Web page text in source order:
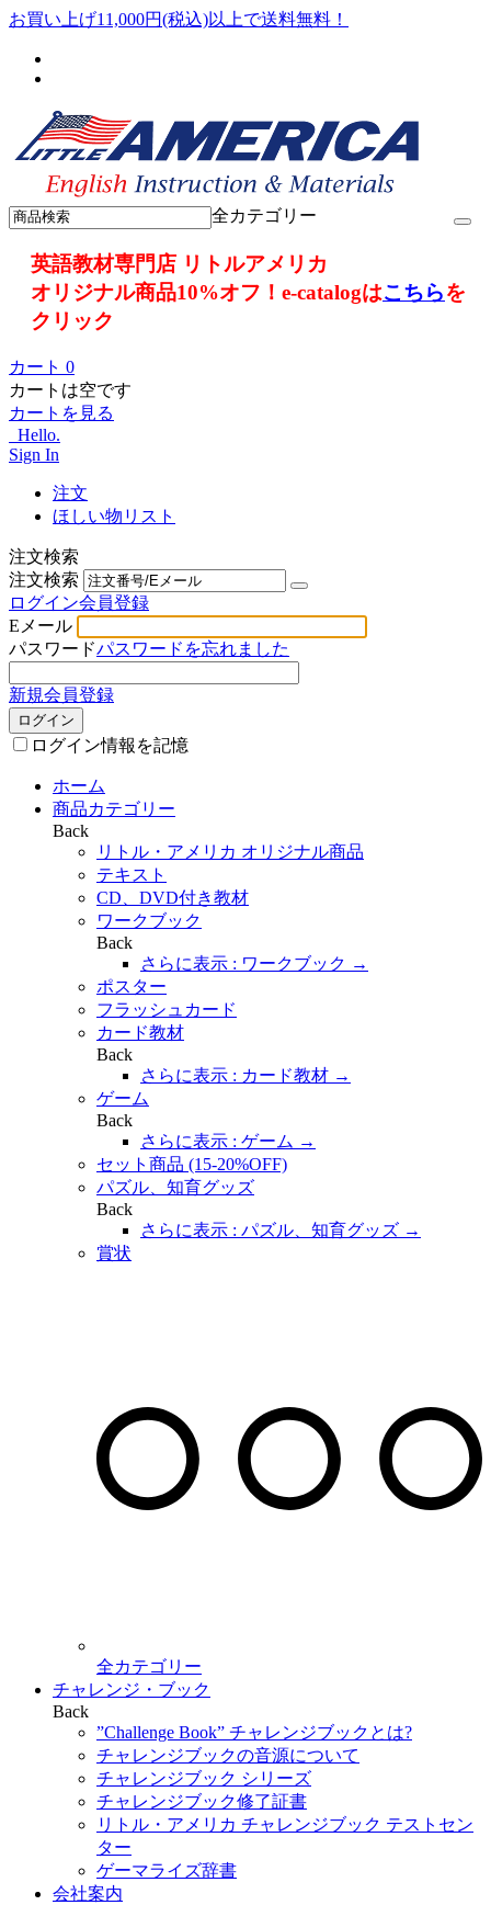
お買い上げ11,000円(税込)以上で送料無料！
全カテゴリー
英語教材専門店 リトルアメリカ
オリジナル商品10%オフ！e-catalogはこちらを
クリック
カート 0
カートは空です
カートを見る
Hello.
Sign In
注文
ほしい物リスト
注文検索
注文検索
ログイン会員登録
Eメール
パスワードパスワードを忘れました
新規会員登録
ログイン
ログイン情報を記憶
ホーム
商品カテゴリー
Back
リトル・アメリカ オリジナル商品
テキスト
CD、DVD付き教材
ワークブック
Back
さらに表示 : ワークブック →
ポスター
フラッシュカード
カード教材​
Back
さらに表示 : カード教材​ →
ゲーム
Back
さらに表示 : ゲーム →
セット商品 (15-20%OFF)
パズル、知育グッズ
Back
さらに表示 : パズル、知育グッズ →
賞状
全カテゴリー
チャレンジ・ブック
Back
”Challenge Book” チャレンジブックとは?
チャレンジブックの音源について
チャレンジブック シリーズ
チャレンジブック修了証書
リトル・アメリカ チャレンジブック テストセン
ター
ゲーマライズ辞書
会社案内